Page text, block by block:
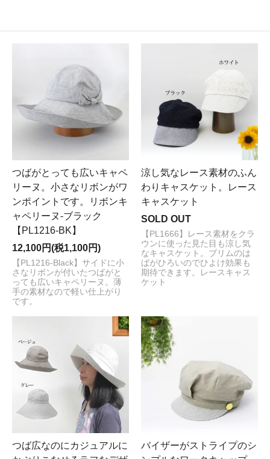
つばがとっても広いキャペ
リーヌ。小さなリボンがワ
ンポイントです。リボンキ
ャペリーヌ-ブラック
【PL1216-BK】
12,100円(税1,100円)
【PL1216-Black】サイドに小
さなリボンが付いたつばがと
っても広いキャペリーヌ。薄
手の素材なので軽い仕上がり
です。
涼し気なレース素材のふん
わりキャスケット。レース
キャスケット
SOLD OUT
【PL1666】レース素材をクラ
ウンに使った見た目も涼し気
なキャスケット。ブリムのは
ばがひろいのでひよけ効果も
期待できます。レースキャス
ケット
つば広なのにカジュアルに
バイザーがストライプのシ